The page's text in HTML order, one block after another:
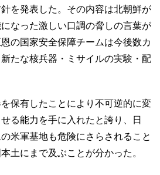
を発表した。その内容は北朝鮮が
なった激しい口調の脅しの言葉が
の国家安全保障チームは今後数カ
たな核兵器・ミサイルの実験・配
保有したことにより不可逆的に変
る能力を手に入れたと誇り、日
米軍基地も危険にさらされること
土にまで及ぶことが分かった。